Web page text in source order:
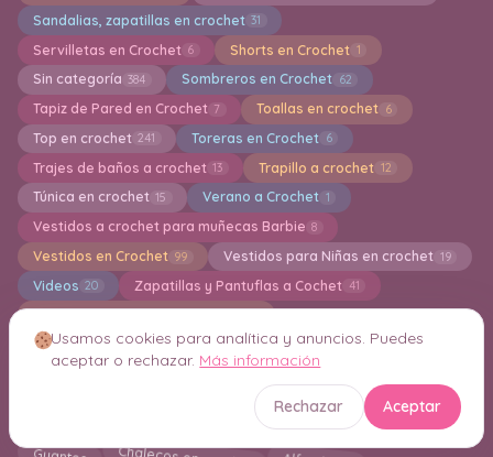
Sandalias, zapatillas en crochet 31
Servilletas en Crochet 6 Shorts en Crochet 1
Sin categoría 384 Sombreros en Crochet 62
Tapiz de Pared en Crochet 7 Toallas en crochet 6
Top en crochet 241 Toreras en Crochet 6
Trajes de baños a crochet 13 Trapillo a crochet 12
Túnica en crochet 15 Verano a Crochet 1
Vestidos a crochet para muñecas Barbie 8
Vestidos en Crochet 99 Vestidos para Niñas en crochet 19
Videos 20 Zapatillas y Pantuflas a Cochet 41
zapatos para bebés a crochet
Crochet Inteligente Consejos y Técnicas 21
Usamos cookies para analítica y anuncios. Puedes
aceptar o rechazar. Más información
Rechazar Aceptar